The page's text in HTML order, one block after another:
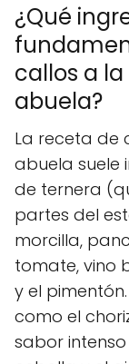
¿Qué
callos a
abuela?
La receta de
abuela suele
de ternera
partes del
morcilla,
tomate, vino
y el
como el
sabor